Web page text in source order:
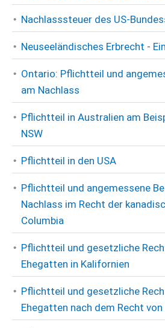
Nachlasssteuer des US-
Neuseeländisches Erbrecht -
Ontario: Pflichtteil und
am Nachlass
Pflichtteil in Australien am
NSW
Pflichtteil in den USA
Pflichtteil und angemessene
Nachlass im Recht der
Columbia
Pflichtteil und gesetzliche
Ehegatten in Kalifornien
Pflichtteil und gesetzliche
Ehegatten nach dem Recht von